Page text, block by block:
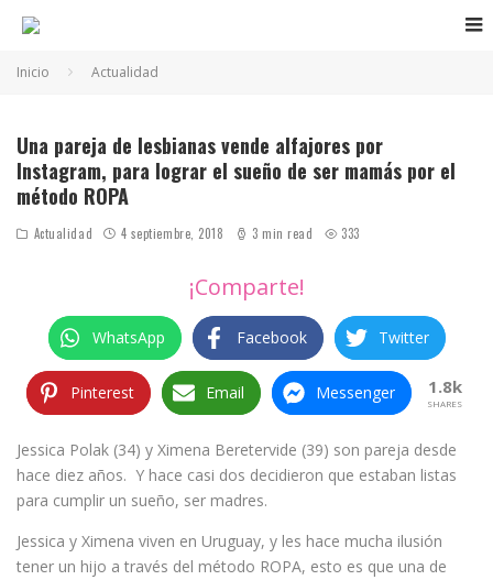
Inicio Actualidad
Una pareja de lesbianas vende alfajores por
Instagram, para lograr el sueño de ser mamás por el
método ROPA
Actualidad 4 septiembre, 2018 3 min read 333
¡Comparte!
WhatsApp Facebook Twitter
Pinterest Email Messenger 1.8k
SHARES
Jessica Polak (34) y Ximena Beretervide (39) son pareja desde
hace diez años. Y hace casi dos decidieron que estaban listas
para cumplir un sueño, ser madres.
Jessica y Ximena viven en Uruguay, y les hace mucha ilusión
tener un hijo a través del método ROPA, esto es que una de